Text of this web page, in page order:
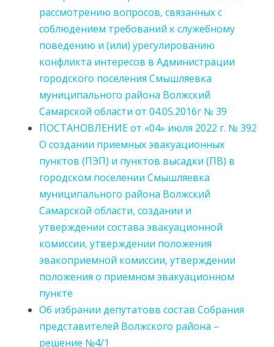
рассмотрению вопросов, связанных с
соблюдением требований к служебному
поведению и (или) урегулированию
конфликта интересов в Администрации
городского поселения Смышляевка
муниципального района Волжский
Самарской области от 04.05.2016г № 39
ПОСТАНОВЛЕНИЕ от «04» июля 2022 г. № 392
О создании приемных эвакуационных
пунктов (ПЭП) и пунктов высадки (ПВ) в
городском поселении Смышляевка
муниципального района Волжский
Самарской области, создании и
утверждении состава эвакуационной
комиссии, утверждении положения
эвакоприемной комиссии, утверждении
положения о приемном эвакуационном
пункте
Об избрании депутатовв состав Собрания
представителей Волжского района –
решение №4/1